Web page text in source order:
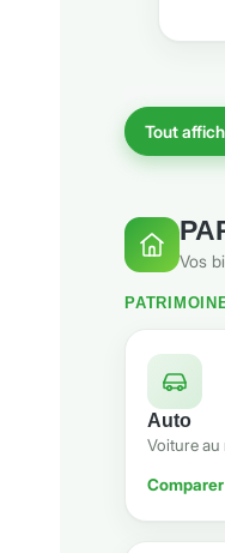
Tout
Vos
Auto
Voiture au
Comparer